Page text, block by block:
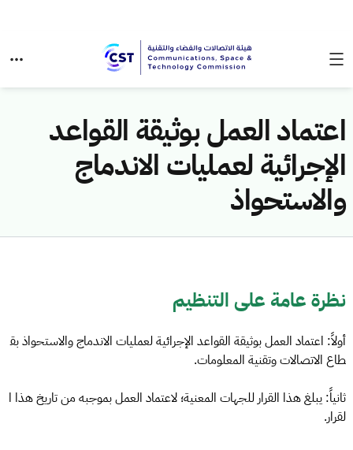
اعتماد العمل بوثيقة القواعد
الإجرائية لعمليات الاندماج
والاستحواذ
نظرة عامة على التنظيم
أولاً: اعتماد العمل بوثيقة القواعد الإجرائية لعمليات الاندماج والاستحواذ بق
طاع الاتصالات وتقنية المعلومات.
ثانياً: يبلغ هذا القرار للجهات المعنية؛ لاعتماد العمل بموجبه من تاريخ هذا ا
لقرار.